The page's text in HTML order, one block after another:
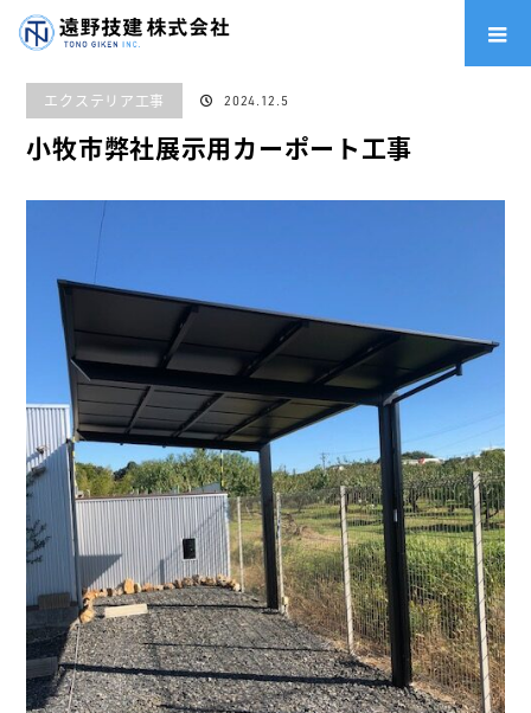
施工実績
エクステリア工事 小牧市弊社展示用カーポート工事
エクステリア工事 2024.12.5
小牧市弊社展示用カーポート工事